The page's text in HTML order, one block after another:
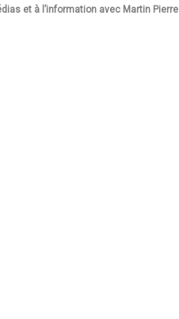
et à l’information avec Martin Pierre